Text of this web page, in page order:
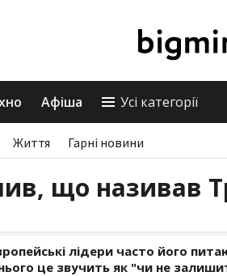
Афіша Усі категорії
Життя Гарні новини
що називав
лідери часто його
це звучить як "чи не